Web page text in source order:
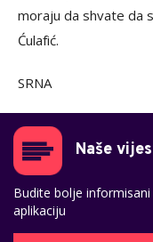
moraju da shvate da
Ćulafić.
SRNA
Naše
Budite bolje
aplikaciju